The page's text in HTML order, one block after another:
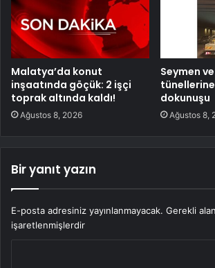
Malatya’da konut
inşaatında göçük: 2 işçi
toprak altında kaldı!
Ağustos 8, 2026
Seymen
dokunuşu
Ağustos 8,
Bir yanıt yazın
E-posta adresiniz yayınlanmayacak. Gerekli
işaretlenmişlerdir